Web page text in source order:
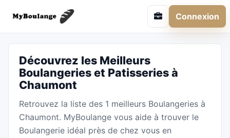
Connexion
Découvrez les Meilleurs
Boulangeries et Patisseries à
Chaumont
Retrouvez la liste des 1 meilleurs Boulangeries à
Chaumont. MyBoulange vous aide à trouver le
Boulangerie idéal près de chez vous en